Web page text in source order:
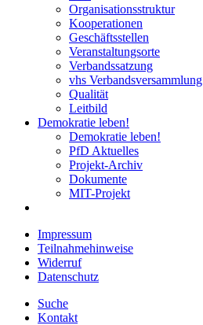
Organisationsstruktur
Kooperationen
Geschäftsstellen
Veranstaltungsorte
Verbandssatzung
vhs Verbandsversammlung
Qualität
Leitbild
Demokratie leben!
Demokratie leben!
PfD Aktuelles
Projekt-Archiv
Dokumente
MIT-Projekt
Impressum
Teilnahmehinweise
Widerruf
Datenschutz
Suche
Kontakt